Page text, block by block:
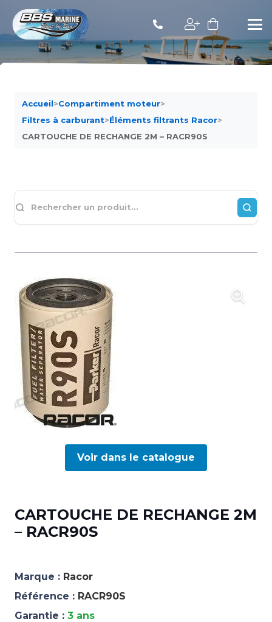
Accueil>Compartiment moteur>
Filtres à carburant>Éléments filtrants Racor>
CARTOUCHE DE RECHANGE 2M – RACR90S
Voir dans le catalogue
CARTOUCHE DE RECHANGE 2M
– RACR90S
Marque : Racor
Référence : RACR90S
Garantie : 3 ans